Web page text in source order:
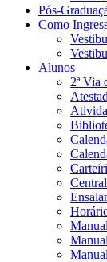
Pós-
Como
Alunos
2ª Via